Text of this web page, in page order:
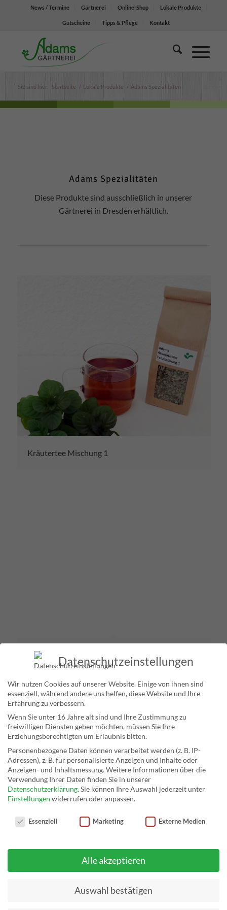
News / Termine Gärtnerei Online-Shop Lokale Produkte
Gutscheine Tipps & Pflege Kontakt
Sie sind hier: Startseite / Lokale Produkte / Adams Spezialitäten
Adams Spezialitäten
Diese Produkte sind ausschließlich in unserer
Gärtnerei in Dresden erhältlich.
Kräutertee Mischung 1
Kräutertee Mischung 1 und 2
Kräutertee Mischung 2
Datenschutzeinstellungen
Wir nutzen Cookies auf unserer Website. Einige von ihnen sind
essenziell, während andere uns helfen, diese Website und Ihre
Erfahrung zu verbessern.
Wenn Sie unter 16 Jahre alt sind und Ihre Zustimmung zu
freiwilligen Diensten geben möchten, müssen Sie Ihre
Erziehungsberechtigten um Erlaubnis bitten.
Personenbezogene Daten können verarbeitet werden (z. B. IP-
Adressen), z. B. für personalisierte Anzeigen und Inhalte oder
Anzeigen- und Inhaltsmessung.Weitere Informationen über die
Verwendung Ihrer Daten finden Sie in unserer
Datenschutzerklärung.Sie können Ihre Auswahl jederzeit unter
Einstellungen widerrufen oder anpassen.
Datenschutzeinstellungen
Essenziell Marketing Externe Medien
Alle akzeptieren
Auswahl bestätigen